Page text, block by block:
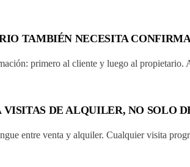
TAMBIÉN NECESITA
primero al cliente y luego al propietario.
DE ALQUILER, NO SOLO
entre venta y alquiler. Cualquier visita